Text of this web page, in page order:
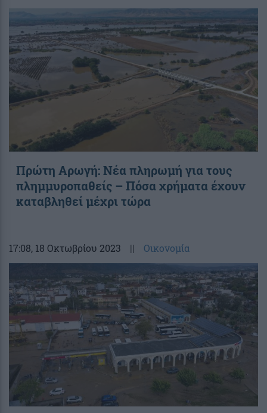
Πρώτη Αρωγή: Νέα πληρωμή για τους
πλημμυροπαθείς – Πόσα χρήματα έχουν
καταβληθεί μέχρι τώρα
17:08, 18 Οκτωβρίου 2023 || Οικονομία